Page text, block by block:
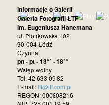
Informacje o Galerii
Galeria Fotografii ŁTF
im. Eugeniusza Hanemana
ul. Piotrkowska 102
90-004 Łódź
Czynna
pn - pt - 13°° - 18°°
Wstęp wolny
Tel. 42 633 09 82
E-mail:ltf@ltf.com.pl
REGON: 000808216
NIP: 725 001 19 59